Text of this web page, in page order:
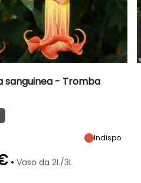
sanguinea - Tromba
Indispo.
• Vaso da 2L/3L